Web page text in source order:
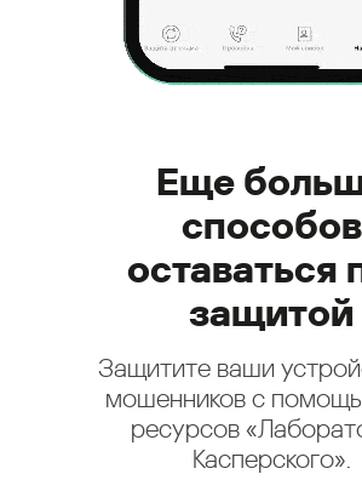
Еще
способов
оставаться
защитой
Защитите ваши
мошенников с
ресурсов
Касперского».